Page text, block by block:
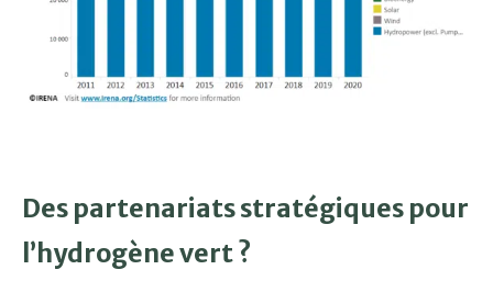
Des partenariats stratégiques pour
l’hydrogène vert ?